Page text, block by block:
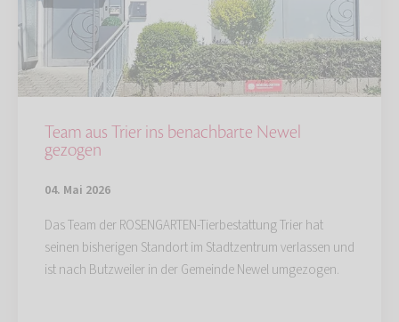
Team aus Trier ins benachbarte Newel
gezogen
04. Mai 2026
Das Team der ROSENGARTEN-Tierbestattung Trier hat
seinen bisherigen Standort im Stadtzentrum verlassen und
ist nach Butzweiler in der Gemeinde Newel umgezogen.